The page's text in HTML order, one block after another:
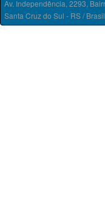
Av. Independência, 2293,
Santa Cruz do Sul - RS /